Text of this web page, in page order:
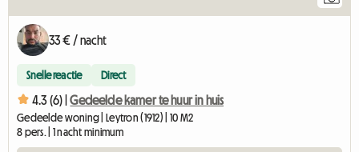
33 € / nacht
Snelle reactie Direct
4.3 (6) | Gedeelde kamer te huur in huis
Gedeelde woning | Leytron (1912) | 10 M2
8 pers. | 1 nacht minimum